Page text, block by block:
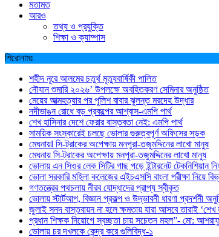
মতামত
আরও
তথ্য ও প্রযুক্তি
শিক্ষা ও ক্যাম্পাস
শিরোনামঃ
শহীদ নূরে আলমের চতুর্থ মৃত্যুবার্ষিকী পালিত
নৌযান শুমারি ২০২৬’ উপলক্ষে অবহিতকরণ সেমিনার অনুষ্ঠিত
মেয়ের আত্মহত্যার পর পুলিশ বাবার ঝুলন্ত মরদেহ উদ্ধার
নদীভাঙন রোধে বড় প্রকল্পের আশ্বাস-এমপি পার্থ
শেখ হাসিনার দেশে ফেরার বাস্তবতা নেই: এমপি পার্থ
সাময়িক সংস্কারেই চলছে ভোলার গুরুত্বপূর্ণ অফিসের সড়ক
মেঘনায়l সি-ট্রাকের অপেক্ষায় মনপুরা-তজুমদ্দিনের লাখো মানুষ
মেঘনায় সি-ট্রাকের অপেক্ষায় মনপুরা-তজুমদ্দিনের লাখো মানুষ
ভোলায় এন সিওর লেক সিটির গাছ পড়ে ইন্টারনেট টেকনিশিয়ান
ভোলা সরকারি মহিলা কলেজের এইচএসসি বাংলা পরীক্ষা নিয়ে
গণতন্ত্রের পথচলায় নীরব যোদ্ধাদের প্রাপ্য স্বীকৃত
ভোলায় স্টার্টআপ, বিজ্ঞান প্রকল্প ও উদ্ভাবনী ধারণা প্রদর্শনী
জুলাই সনদ বাস্তবায়ন না হলে ক্ষমতায় যারা আসবে তারাই ‘শেখ
প্রধান শিক্ষক নিয়োগে স্বচ্ছতা চায় সচেতন মহল”- মো:
ভোলায় চর দখলকে কেন্দ্র করে গুলিবিদ্ধ-১